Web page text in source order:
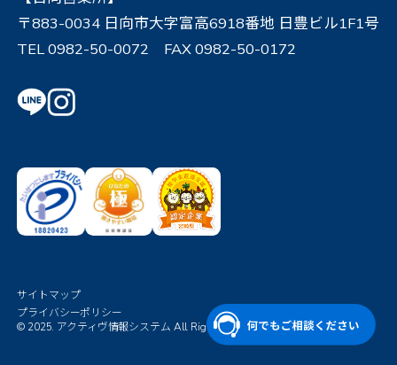
〒883-0034 日向市大字富高6918番地 日豊ビル1F1号
TEL 0982-50-0072 FAX 0982-50-0172
サイトマップ
プライバシーポリシー
© 2025. アクティヴ情報システム All Rights Reserved.